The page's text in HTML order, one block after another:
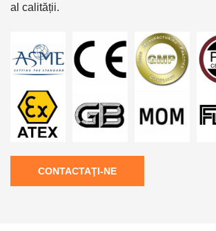
al calității.
CONTACTAŢI-NE